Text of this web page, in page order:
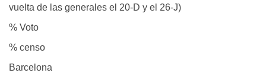
vuelta de las generales el 20-D y el 26-J)
% Voto
% censo
Barcelona